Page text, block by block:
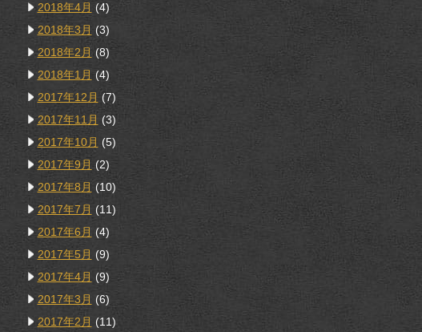
2018年4月 (4)
2018年3月 (3)
2018年2月 (8)
2018年1月 (4)
2017年12月 (7)
2017年11月 (3)
2017年10月 (5)
2017年9月 (2)
2017年8月 (10)
2017年7月 (11)
2017年6月 (4)
2017年5月 (9)
2017年4月 (9)
2017年3月 (6)
2017年2月 (11)